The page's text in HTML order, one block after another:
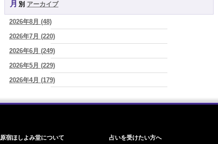
2026/08/07
新しいことに触れると、自分の中の回路がひらく｜好奇心を持ち続け
る楽しさ (美月マーシャ)
2026/08/07
2026年8月7日 癸丑 自分を消さずに、調和を育てる日
2026/08/07
時間は前に進んでいく。後悔は消せないけれど未来を変えていくこと
ができる (真巳華 - Mamika -)
2026/08/07
よみ (39)
一之森 陽柑 (26)
椰奈空 (64)
ワカリミ (1)
神楽峰ヴィスカ (10)
赤羽うさぎ (341)
橘メルロ (7)
月別 アーカイブ
2026年8月 (48)
2026年7月 (220)
2026年6月 (249)
2026年5月 (229)
2026年4月 (179)
2025年12月 (201)
原宿ほしよみ堂について 占いを受けたい方へ